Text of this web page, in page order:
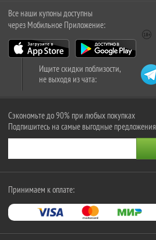
Все наши купоны доступны
через Мобильное Приложение:
Ищите скидки поблизости,
не выходя из чата:
Сэкономьте до 90% при любых покупках
Подпишитесь на самые выгодные предложения
Принимаем к оплате: